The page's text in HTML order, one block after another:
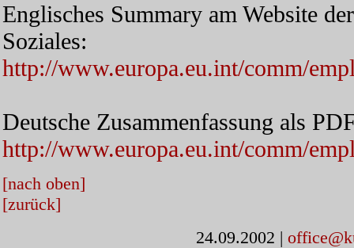
Englisches Summary am Website
Soziales:
http://www.europa.eu.int/comm/
Deutsche Zusammenfassung als
http://www.europa.eu.int/comm/
[nach oben]
[zurück]
24.09.2002 |